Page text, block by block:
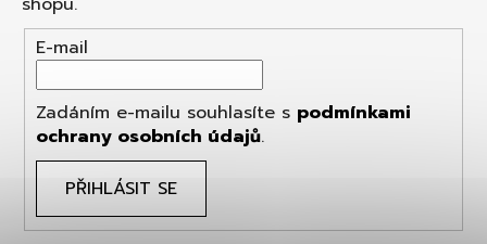
E-mail
Zadáním e-mailu souhlasíte s podmínkami
ochrany osobních údajů.
PŘIHLÁSIT SE